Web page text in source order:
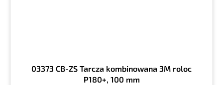
03373 CB-ZS Tarcza kombinowana 3M roloc
P180+, 100 mm